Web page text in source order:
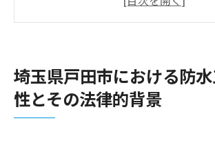
戸田市の住民が知るべき防水
定
埼玉県戸田市における防
性とその法律的背景